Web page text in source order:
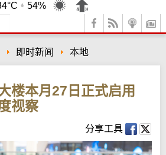
54%
即时新闻 本地
楼本月27日正式启用
视察
分享工具